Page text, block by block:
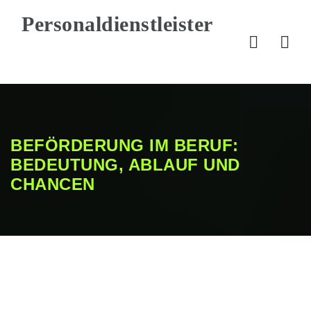
BEFÖRDERUNG IM BERUF:
BEDEUTUNG, ABLAUF UND
CHANCEN